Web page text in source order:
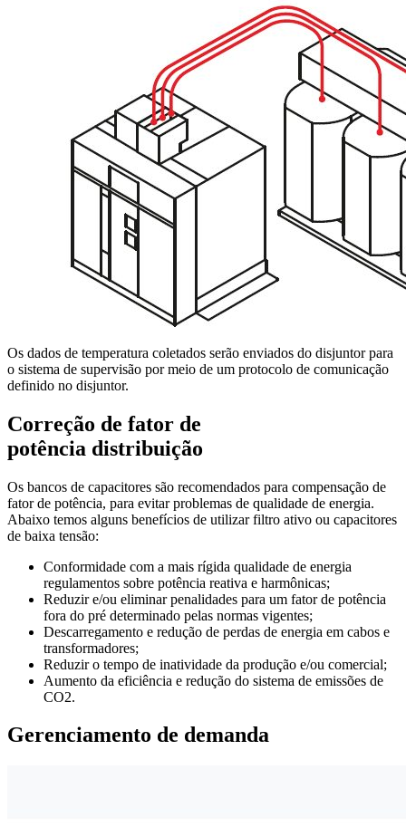
Os dados de temperatura coletados serão enviados do disjuntor para
o sistema de supervisão por meio de um protocolo de comunicação
definido no disjuntor.
Correção de fator de
potência distribuição
Os bancos de capacitores são recomendados para compensação de
fator de potência, para evitar problemas de qualidade de energia.
Abaixo temos alguns benefícios de utilizar filtro ativo ou capacitores
de baixa tensão:
Conformidade com a mais rígida qualidade de energia
regulamentos sobre potência reativa e harmônicas;
Reduzir e/ou eliminar penalidades para um fator de potência
fora do pré determinado pelas normas vigentes;
Descarregamento e redução de perdas de energia em cabos e
transformadores;
Reduzir o tempo de inatividade da produção e/ou comercial;
Aumento da eficiência e redução do sistema de emissões de
CO2.
Gerenciamento de demanda